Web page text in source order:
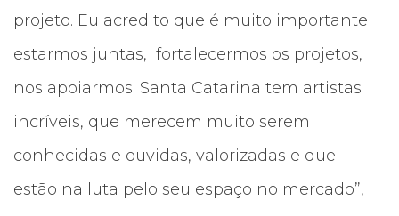
projeto. Eu acredito que é muito importante
estarmos juntas, fortalecermos os projetos,
nos apoiarmos. Santa Catarina tem artistas
incríveis, que merecem muito serem
conhecidas e ouvidas, valorizadas e que
estão na luta pelo seu espaço no mercado”,